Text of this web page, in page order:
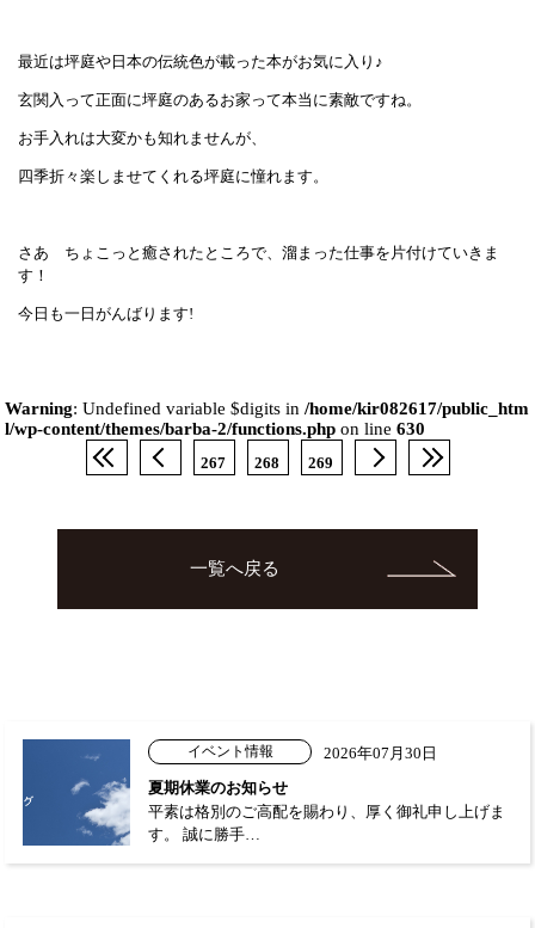
最近は坪庭や日本の伝統色が載った本がお気に入り♪
玄関入って正面に坪庭のあるお家って本当に素敵ですね。
お手入れは大変かも知れませんが、
四季折々楽しませてくれる坪庭に憧れます。
さあ ちょこっと癒されたところで、溜まった仕事を片付けていきま
す！
今日も一日がんばります!
Warning: Undefined variable $digits in/home/kir082617/public_htm
l/wp-content/themes/barba-2/functions.php on line630
267 268 269
一覧へ戻る
イベント情報
2026年07月30日
夏期休業のお知らせ
平素は格別のご高配を賜わり、厚く御礼申し上げま
す。 誠に勝手…